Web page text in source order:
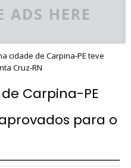
ADS HERE
cidade de Carpina-PE teve
Cruz-RN
Carpina-PE
para o